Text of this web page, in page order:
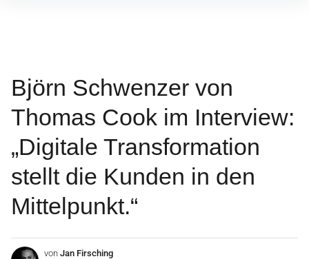
Björn Schwenzer von
Thomas Cook im Interview:
„Digitale Transformation
stellt die Kunden in den
Mittelpunkt.“
von Jan Firsching